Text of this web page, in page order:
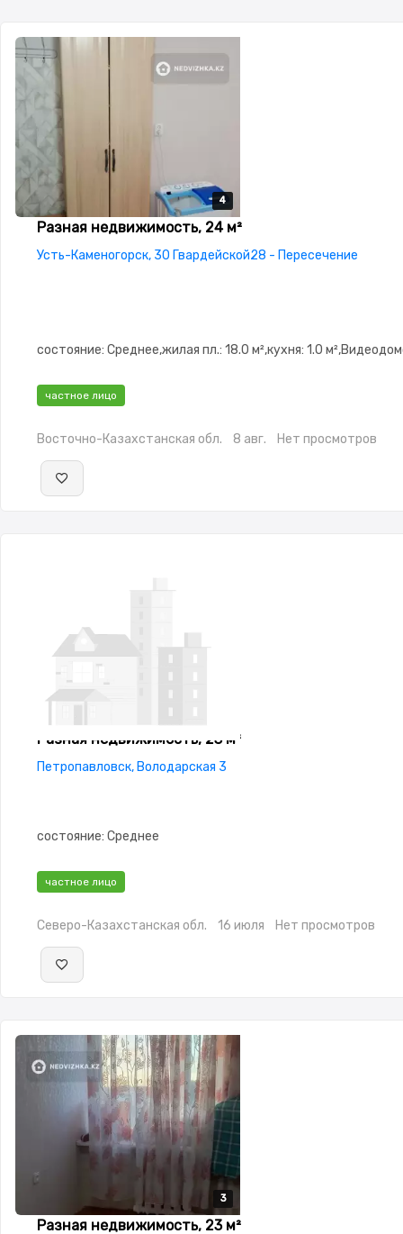
4
4
4
4
Разная недвижимость, 24 м²
Усть-Каменогорск, 30 Гвардейской28 - Пересечение
состояние: Среднее,жилая пл.: 18.0 м²,кухня: 1.0
частное лицо
Восточно-Казахстанская обл. 8 авг. Нет просмотров
Разная недвижимость, 23 м²
Петропавловск, Володарская 3
состояние: Среднее
частное лицо
Северо-Казахстанская обл. 16 июля Нет просмотров
3
3
3
Разная недвижимость, 23 м²